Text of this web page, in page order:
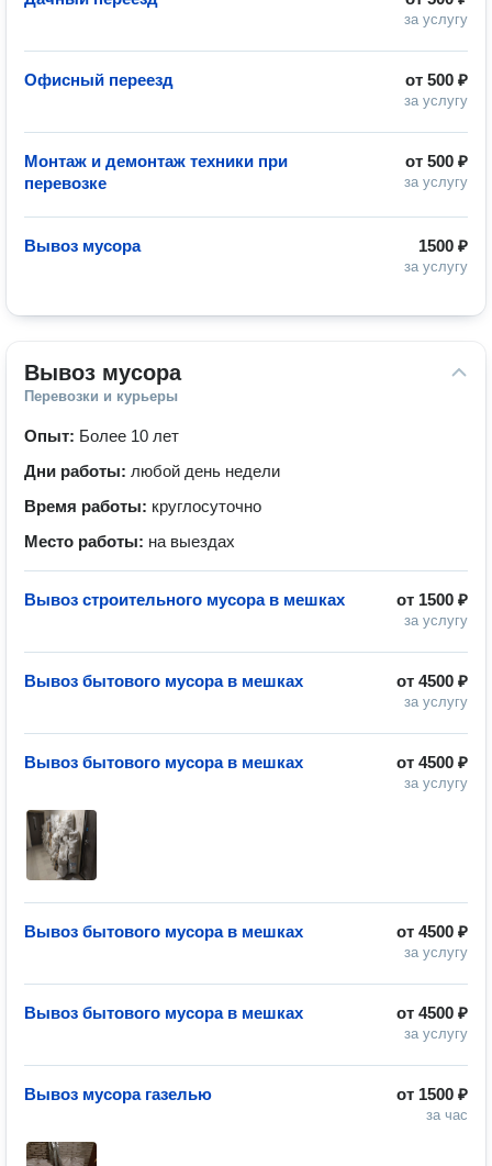
за услугу
от 500 ₽
за услугу
Офисный переезд
от 500 ₽
за услугу
Монтаж и демонтаж техники при
перевозке
1500 ₽
за услугу
Вывоз мусора
Вывоз мусора
Перевозки и курьеры
Опыт: Более 10 лет
Дни работы: любой день недели
Время работы: круглосуточно
Место работы: на выездах
от 1500 ₽
за услугу
Вывоз строительного мусора в мешках
от 4500 ₽
за услугу
Вывоз бытового мусора в мешках
от 4500 ₽
за услугу
Вывоз бытового мусора в мешках
от 4500 ₽
за услугу
Вывоз бытового мусора в мешках
от 4500 ₽
за услугу
Вывоз бытового мусора в мешках
от 1500 ₽
за час
Вывоз мусора газелью